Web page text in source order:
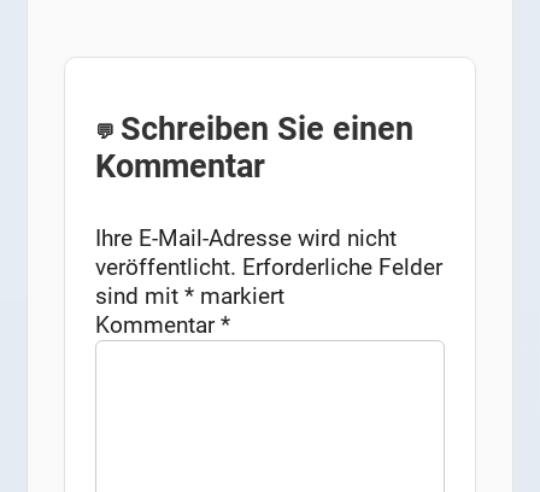
Schreiben Sie einen
Kommentar
Ihre E-Mail-Adresse wird nicht
veröffentlicht. Erforderliche Felder
sind mit* markiert
Kommentar*